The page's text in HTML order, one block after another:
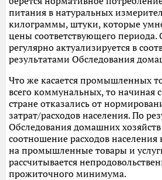
питания в натуральных
килограммы, штуки, которые
цены соответствующего периода.
регулярно актуализируется в
результатами Обследования
Что же касается промышленных
всего коммунальных, то начиная
стране отказались от
затрат/расходов населения. По
Обследования домашних хозяйств
соотношение расходов
на промышленные товары и
рассчитывается
прожиточного минимума.